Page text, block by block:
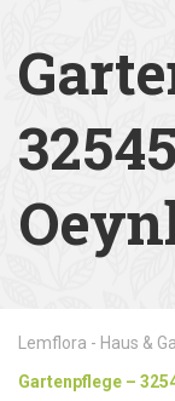
Lemflora - Haus &
Gartenpflege –